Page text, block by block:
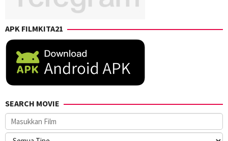
APK FILMKITA21
SEARCH MOVIE